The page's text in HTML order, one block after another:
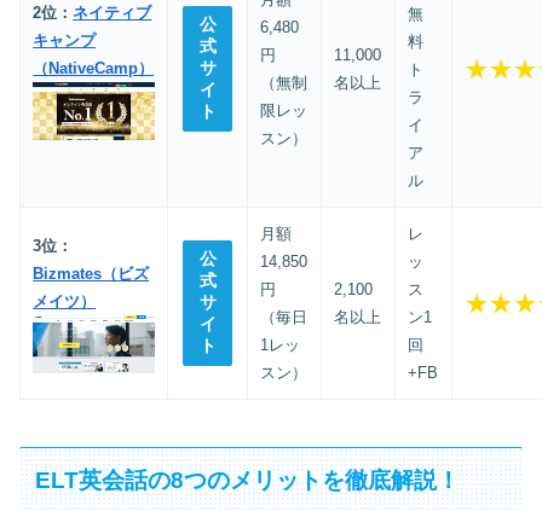
2位：ネイティブ
キャンプ
（NativeCamp）
公
式
サ
イ
ト
6,480
円
（無制
限レッ
スン）
11,000
名以上
無
料
ト
ラ
イ
ア
ル
3位：
Bizmates（ビズ
メイツ）
公
式
サ
イ
ト
月額
14,850
円
（毎日
1レッ
スン）
2,100
名以上
レ
ッ
ス
ン1
回
+FB
ELT英会話の8つのメリットを徹底解説！